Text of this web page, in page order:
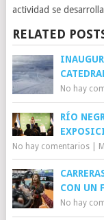
actividad se
RELATED
No hay
RÍO
No hay comentarios|
CON UN
No hay